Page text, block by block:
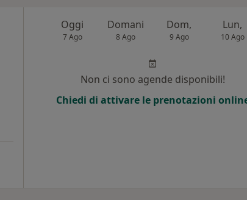
Oggi
7 Ago
Domani
8 Ago
Dom,
9 Ago
Lun,
10 Ago
Non ci sono agende disponibili!
Chiedi di attivare le prenotazioni